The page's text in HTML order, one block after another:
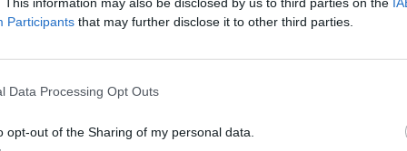
Participants that may further disclose it to other third parties.
Data Processing Opt Outs
opt-out of the Sharing of my personal data.
hi han participat el president de Barcelona
Hernández, i la directora de Relacions
part del FC Barcelona el seu president,
del Barcelona London Day, on Barcelona